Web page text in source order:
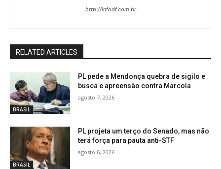
http://infodf.com.br
RELATED ARTICLES
BRASIL
PL pede a Mendonça quebra de sigilo e
busca e apreensão contra Marcola
agosto 7, 2026
BRASIL
PL projeta um terço do Senado, mas não
terá força para pauta anti-STF
agosto 6, 2026